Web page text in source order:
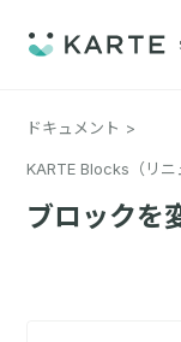
ドキュメント
KARTE Blocks（リニ
ブロックを